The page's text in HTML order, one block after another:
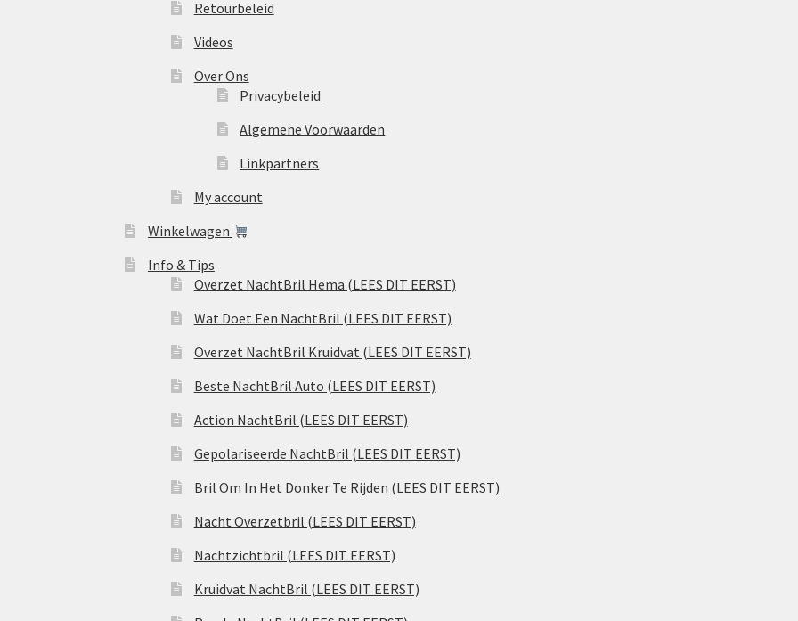
Retourbeleid
Videos
Over Ons
Privacybeleid
Algemene Voorwaarden
Linkpartners
My account
Winkelwagen
Info & Tips
Overzet NachtBril Hema (LEES DIT EERST)
Wat Doet Een NachtBril (LEES DIT EERST)
Overzet NachtBril Kruidvat (LEES DIT EERST)
Beste NachtBril Auto (LEES DIT EERST)
Action NachtBril (LEES DIT EERST)
Gepolariseerde NachtBril (LEES DIT EERST)
Bril Om In Het Donker Te Rijden (LEES DIT EERST)
Nacht Overzetbril (LEES DIT EERST)
Nachtzichtbril (LEES DIT EERST)
Kruidvat NachtBril (LEES DIT EERST)